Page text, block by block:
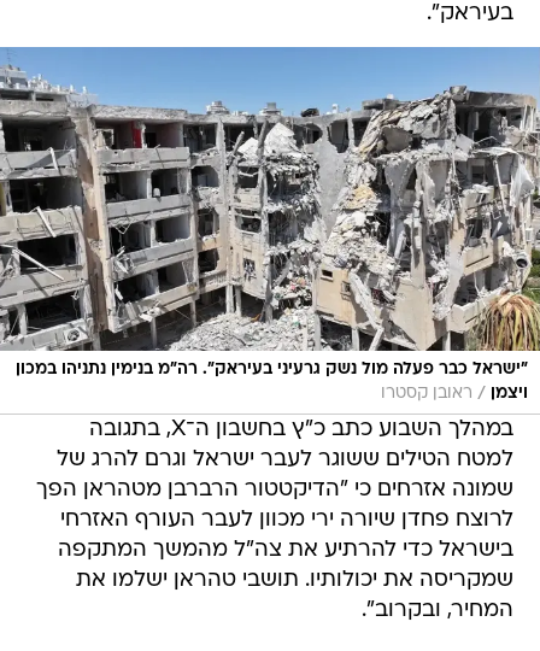
בעיראק".
"ישראל כבר פעלה מול נשק גרעיני בעיראק". רה"מ בנימין נתניהו במכון
ויצמן
/ ראובן קסטרו
במהלך השבוע כתב כ"ץ בחשבון ה־X, בתגובה
למטח הטילים ששוגר לעבר ישראל וגרם להרג של
שמונה אזרחים כי "הדיקטטור הרברבן מטהראן הפך
לרוצח פחדן שיורה ירי מכוון לעבר העורף האזרחי
בישראל כדי להרתיע את צה"ל מהמשך המתקפה
שמקריסה את יכולותיו. תושבי טהראן ישלמו את
המחיר, ובקרוב".